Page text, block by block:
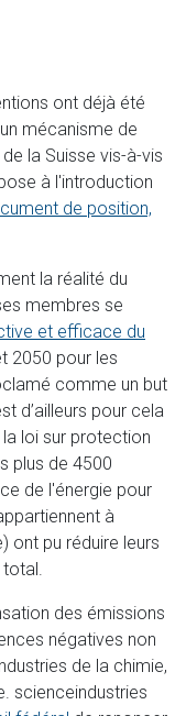
ont déjà été
mécanisme de
la Suisse vis-à-vis
à l'introduction
de position,
la réalité du
membres se
et efficace du
2050 pour les
comme un but
d’ailleurs pour cela
loi sur protection
plus de 4500
de l'énergie pour
à
ont pu réduire leurs
total.
des émissions
négatives non
de la chimie,
scienceindustries